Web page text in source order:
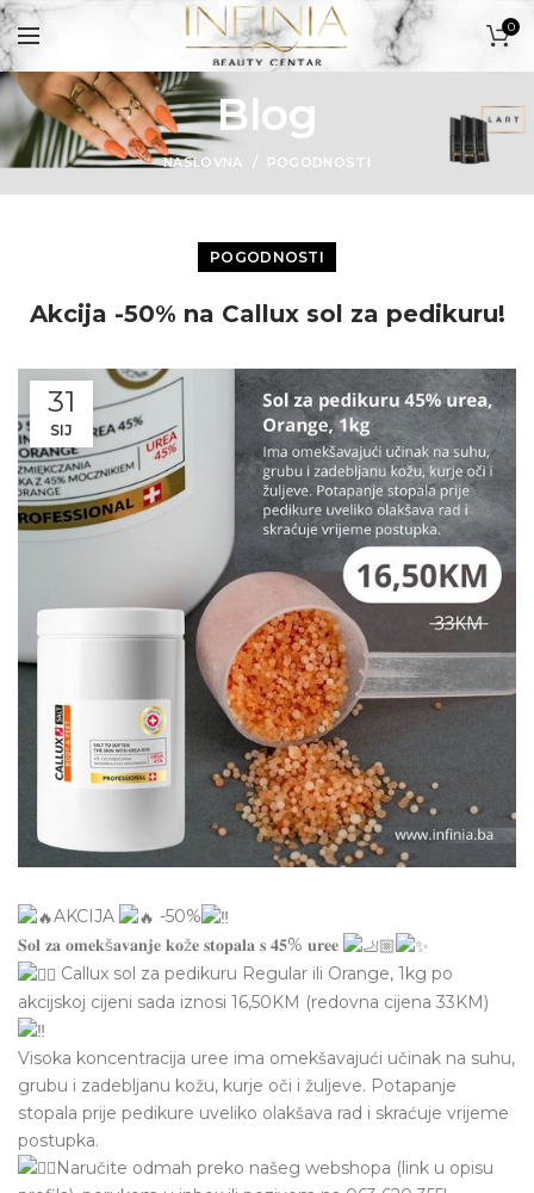
0
Blog
NASLOVNA POGODNOSTI
POGODNOSTI
Akcija -50% na Callux sol za pedikuru!
31
SIJ
AKCIJA
-50%
𝐒𝐨𝐥 𝐳𝐚 𝐨𝐦𝐞𝐤š𝐚𝐯𝐚𝐧𝐣𝐞 𝐤𝐨ž𝐞 𝐬𝐭𝐨𝐩𝐚𝐥𝐚 𝐬 𝟒𝟓% 𝐮𝐫𝐞𝐞
Callux sol za pedikuru Regular ili Orange, 1kg po
akcijskoj cijeni sada iznosi 16,50KM (redovna cijena 33KM)
Visoka koncentracija uree ima omekšavajući učinak na suhu,
grubu i zadebljanu kožu, kurje oči i žuljeve. Potapanje
stopala prije pedikure uveliko olakšava rad i skraćuje vrijeme
postupka.
Naručite odmah preko našeg webshopa (link u opisu
PROIZVODI